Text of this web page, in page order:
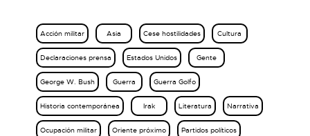
Acción militar Asia Cese hostilidades Cultura
Declaraciones prensa Estados Unidos Gente
George W. Bush Guerra Guerra Golfo
Historia contemporánea Irak Literatura Narrativa
Ocupación militar Oriente próximo Partidos políticos